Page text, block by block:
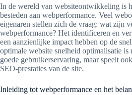
In de wereld van websiteontwikkeling is
besteden aan webperformance. Veel
eigenaren stellen zich de vraag: wat zijn
webperformance? Het identificeren en
een aanzienlijke impact hebben op de
optimale website snelheid optimalisatie is
goede gebruikerservaring, maar speelt
SEO-prestaties van de site.
Inleiding tot webperformance en het